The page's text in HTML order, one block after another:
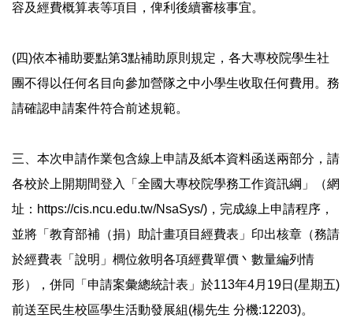
容及經費概算表等項目，俾利後續審核事宜。
(四)依本補助要點第3點補助原則規定，各大專校院學生社
團不得以任何名目向參加營隊之中小學生收取任何費用。務
請確認申請案件符合前述規範。
三、本次申請作業包含線上申請及紙本資料函送兩部分，請
各校於上開期間登入「全國大專校院學務工作資訊綱」（網
址：https://cis.ncu.edu.tw/NsaSys/)，完成線上申請程序，
並將「教育部補（捐）助計畫項目經費表」印出核章（務請
於經費表「說明」櫚位敘明各項經費單價丶數量編列情
形），併同「申請案彙總統計表」於113年4月19日(星期五)
前送至民生校區學生活動發展組(楊先生 分機:12203)。